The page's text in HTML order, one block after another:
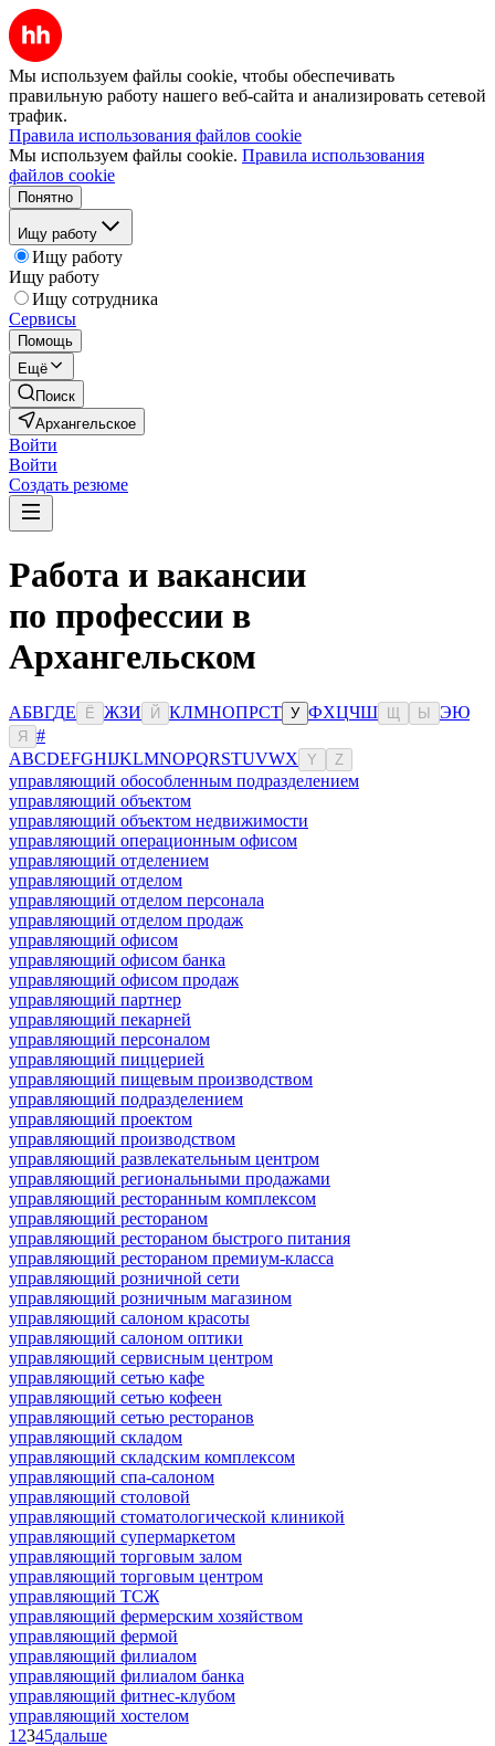
Мы используем файлы cookie, чтобы обеспечивать
правильную работу нашего веб-сайта и анализировать сетевой
трафик.
Правила использования файлов cookie
Мы используем файлы cookie. Правила использования
файлов cookie
Понятно
Ищу работу
Ищу работу
Ищу работу
Ищу сотрудника
Сервисы
Помощь
Ещё
Поиск
Архангельское
Войти
Войти
Создать резюме
Работа и вакансии
по профессии в
Архангельском
АБВГДЕ Ё ЖЗИ Й КЛМНОПРСТ У ФХЦЧШ Ы ЭЮ
Я
#
ABCDEFGHIJKLMNOPQRSTUVWX Y Z
управляющий обособленным подразделением
управляющий объектом
управляющий объектом недвижимости
управляющий операционным офисом
управляющий отделением
управляющий отделом
управляющий отделом персонала
управляющий отделом продаж
управляющий офисом
управляющий офисом банка
управляющий офисом продаж
управляющий партнер
управляющий пекарней
управляющий персоналом
управляющий пиццерией
управляющий пищевым производством
управляющий подразделением
управляющий проектом
управляющий производством
управляющий развлекательным центром
управляющий региональными продажами
управляющий ресторанным комплексом
управляющий рестораном
управляющий рестораном быстрого питания
управляющий рестораном премиум-класса
управляющий розничной сети
управляющий розничным магазином
управляющий салоном красоты
управляющий салоном оптики
управляющий сервисным центром
управляющий сетью кафе
управляющий сетью кофеен
управляющий сетью ресторанов
управляющий складом
управляющий складским комплексом
управляющий спа-салоном
управляющий столовой
управляющий стоматологической клиникой
управляющий супермаркетом
управляющий торговым залом
управляющий торговым центром
управляющий ТСЖ
управляющий фермерским хозяйством
управляющий фермой
управляющий филиалом
управляющий филиалом банка
управляющий фитнес-клубом
управляющий хостелом
1 2345дальше